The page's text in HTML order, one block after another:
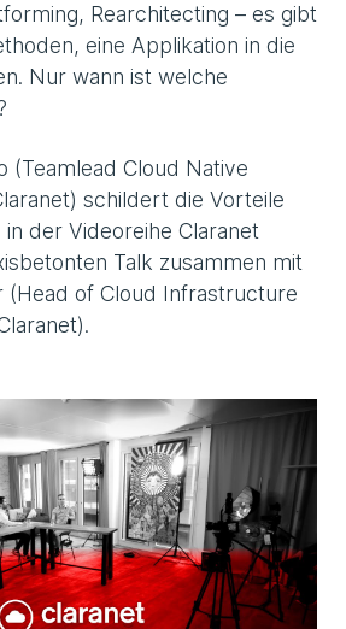
Rearchitecting – es gibt
eine Applikation in die
Nur wann ist welche
(Teamlead Cloud Native
schildert die Vorteile
der Videoreihe Claranet
Talk zusammen mit
(Head of Cloud Infrastructure